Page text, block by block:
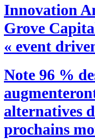
Innovation
Grove
« event
Note 96 %
alternatives
prochains